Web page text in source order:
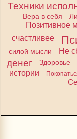
Техники
Вера в себя
Позитивное
счастливее
силой мысли
Не
денег
Здоровье
истории